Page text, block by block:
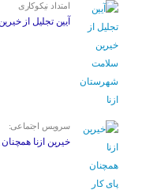
امتداد نیکوکاری
آیین تجلیل از
سرویس اجتماعی:
خیرین ازنا